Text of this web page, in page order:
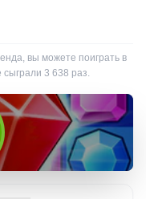
вы можете поиграть в
сыграли 3 638 раз.